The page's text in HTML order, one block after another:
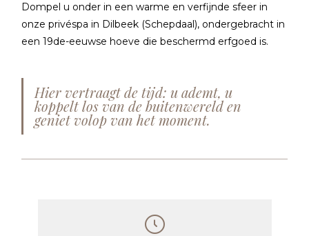
Dompel u onder in een warme en verfijnde sfeer in
onze privéspa in Dilbeek (Schepdaal), ondergebracht in
een 19de-eeuwse hoeve die beschermd erfgoed is.
Hier vertraagt de tijd: u ademt, u
koppelt los van de buitenwereld en
geniet volop van het moment.